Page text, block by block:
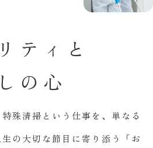
リ テ ィ と
し の 心
殊清掃という仕事を、単なる
生の大切な節目に寄り添う「お